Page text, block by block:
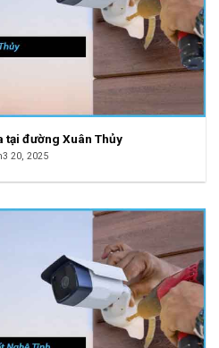
tại đường Xuân Thủy
20, 2025